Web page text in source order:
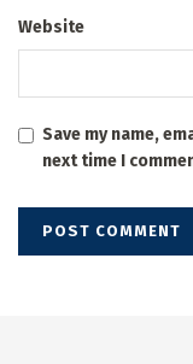
Website
Save my name,
next time I